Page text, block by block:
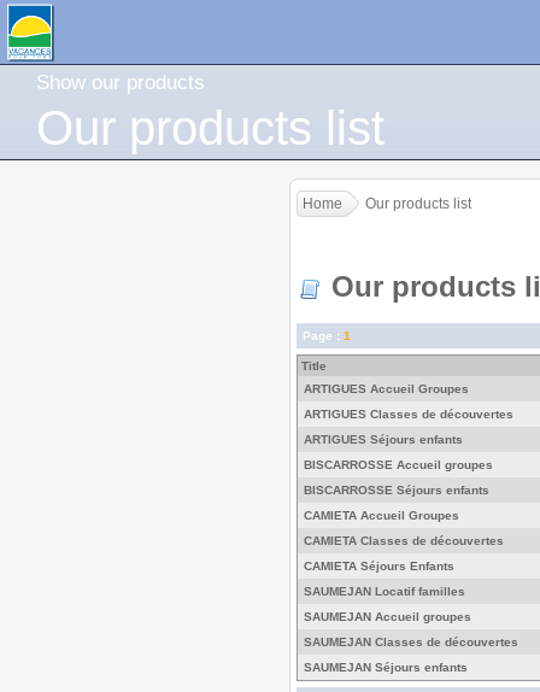
Show our products
Our products list
Home Our products list
Our products
Page : 1
Title
ARTIGUES Accueil Groupes
ARTIGUES Classes de découvertes
ARTIGUES Séjours enfants
BISCARROSSE Accueil groupes
BISCARROSSE Séjours enfants
CAMIETA Accueil Groupes
CAMIETA Classes de découvertes
CAMIETA Séjours Enfants
SAUMEJAN Locatif familles
SAUMEJAN Accueil groupes
SAUMEJAN Classes de découvertes
SAUMEJAN Séjours enfants